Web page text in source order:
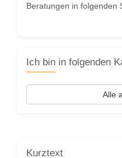
Beratungen in folgenden
Ich bin in folgenden
Alle
Kurztext